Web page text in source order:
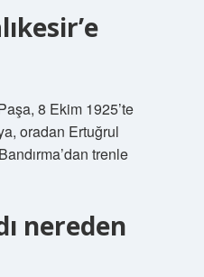
8 Ekim 1925’te
oradan Ertuğrul
trenle
nereden